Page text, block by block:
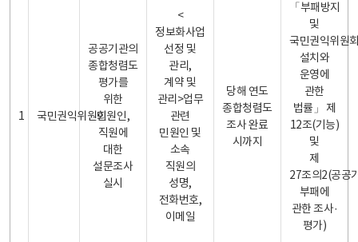
1 국민권익위원회
공공기관의
종합청렴도
평가를
위한
민원인,
직원에
대한
설문조사
실시
<
정보화사업
선정 및
관리,
계약 및
관리>업무
관련
민원인 및
소속
직원의
성명,
전화번호,
이메일
당해 연도
종합청렴도
조사 완료
시까지
「부패방지
및
국민권익위원
설치와
운영에
관한
법률」 제
12조(기능)
및
제
27조의2(공공
부패에
관한 조사·
평가)